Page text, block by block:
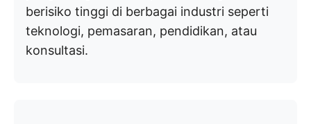
berisiko tinggi di berbagai industri seperti
teknologi, pemasaran, pendidikan, atau
konsultasi.